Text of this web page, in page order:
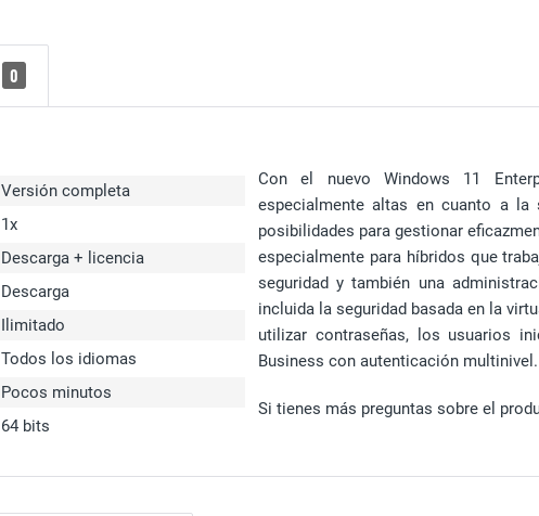
0
Versión completa
1x
Descarga + licencia
Descarga
Ilimitado
Todos los idiomas
Pocos minutos
64 bits
Con el nuevo Windows 11
especialmente altas en cuanto a
posibilidades para gestionar
especialmente para híbridos que
seguridad y también una
incluida la seguridad basada en la
utilizar contraseñas, los usuarios
Business con autenticación multinivel.
Si tienes más preguntas sobre el